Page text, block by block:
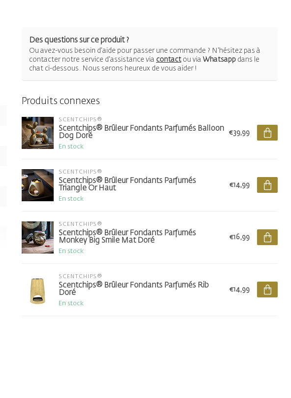
Des questions sur ce produit ?
Ou avez-vous besoin d'aide pour passer une commande ? N'hésitez pas à
contacter notre service d'assistance via contactou via Whatsapp dans le
chat ci-dessous. Nous serons heureux de vous aider !
Produits connexes
SCENTCHIPS®
Scentchips® Brûleur Fondants Parfumés Balloon
Dog Doré
En stock
€39,99
SCENTCHIPS®
Scentchips® Brûleur Fondants Parfumés
Triangle Or Haut
En stock
€14,99
SCENTCHIPS®
Scentchips® Brûleur Fondants Parfumés
Monkey Big Smile Mat Doré
En stock
€16,99
SCENTCHIPS®
Scentchips® Brûleur Fondants Parfumés Rib
Doré
En stock
€14,99